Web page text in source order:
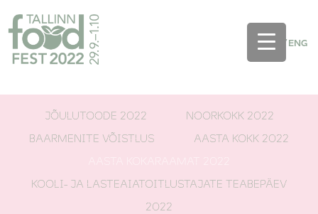
EST / ENG
JÕULUTOODE 2022
NOORKOKK 2022
BAARMENITE VÕISTLUS
AASTA KOKK 2022
KOOLI- JA LASTEAIATOITLUSTAJATE TEABEPÄEV
2022